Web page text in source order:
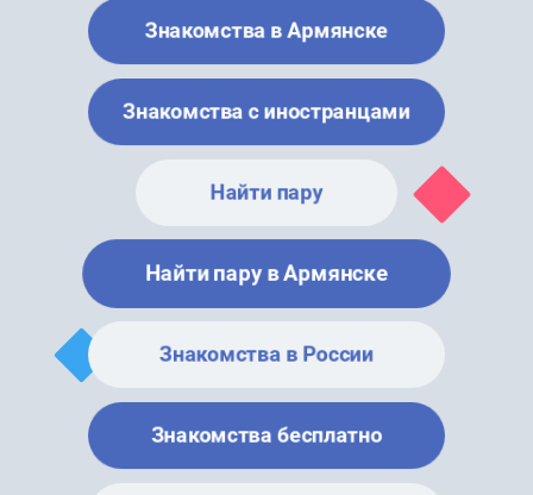
Знакомства в Армянске
Знакомства с иностранцами
Найти пару
Найти пару в Армянске
Знакомства в России
Знакомства бесплатно